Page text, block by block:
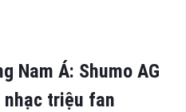
Nam Á: Shumo AG
nhạc triệu fan